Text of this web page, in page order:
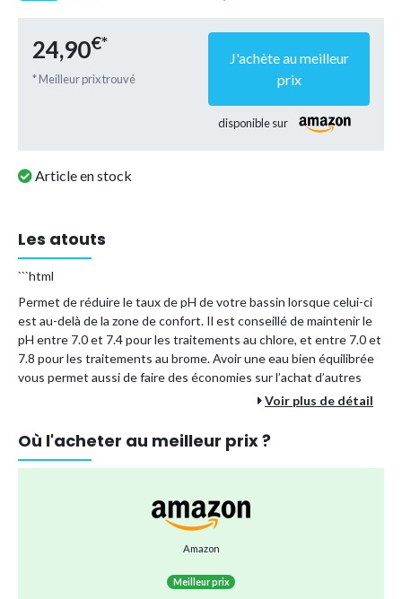
24,90€*
* Meilleur prix trouvé
J'achète au meilleur
prix
disponible sur
Article en stock
Les atouts
```html
Permet de réduire le taux de pH de votre bassin lorsque celui-ci
est au-delà de la zone de confort. Il est conseillé de maintenir le
pH entre 7.0 et 7.4 pour les traitements au chlore, et entre 7.0 et
7.8 pour les traitements au brome. Avoir une eau bien équilibrée
vous permet aussi de faire des économies sur l’achat d’autres
Dissolution rapide et totale
Compatible avec tous les traitements et tous les
Optimise les traitements de désinfection
Voir plus de détail
Où l'acheter au meilleur prix ?
Amazon
Meilleur prix